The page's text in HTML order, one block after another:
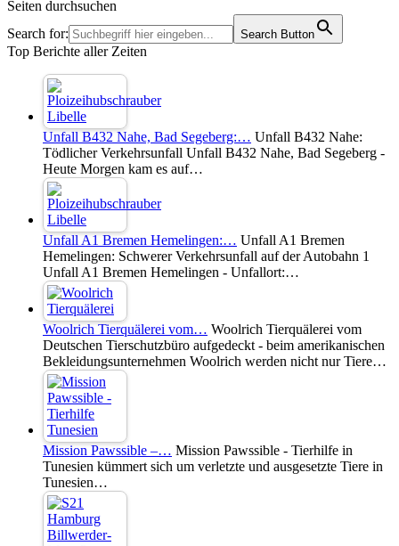
Seiten durchsuchen
Search for:
Search Button
Top Berichte aller Zeiten
Unfall B432 Nahe, Bad Segeberg:… Unfall B432 Nahe:
Tödlicher Verkehrsunfall Unfall B432 Nahe, Bad Segeberg -
Heute Morgen kam es auf…
Unfall A1 Bremen Hemelingen:… Unfall A1 Bremen
Hemelingen: Schwerer Verkehrsunfall auf der Autobahn 1
Unfall A1 Bremen Hemelingen - Unfallort:…
Woolrich Tierquälerei vom… Woolrich Tierquälerei vom
Deutschen Tierschutzbüro aufgedeckt - beim amerikanischen
Bekleidungsunternehmen Woolrich werden nicht nur Tiere…
Mission Pawssible –… Mission Pawssible - Tierhilfe in
Tunesien kümmert sich um verletzte und ausgesetzte Tiere in
Tunesien…